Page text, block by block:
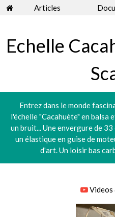
Articles
Echelle
Entrez dans le monde
l'échelle "Cacahuète" en balsa
un bruit... Une envergure de
un élastique en guise de
d'art. Un loisir bas
Videos